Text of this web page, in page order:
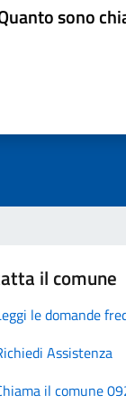
sono
il comune
le domande
Assistenza
il comune